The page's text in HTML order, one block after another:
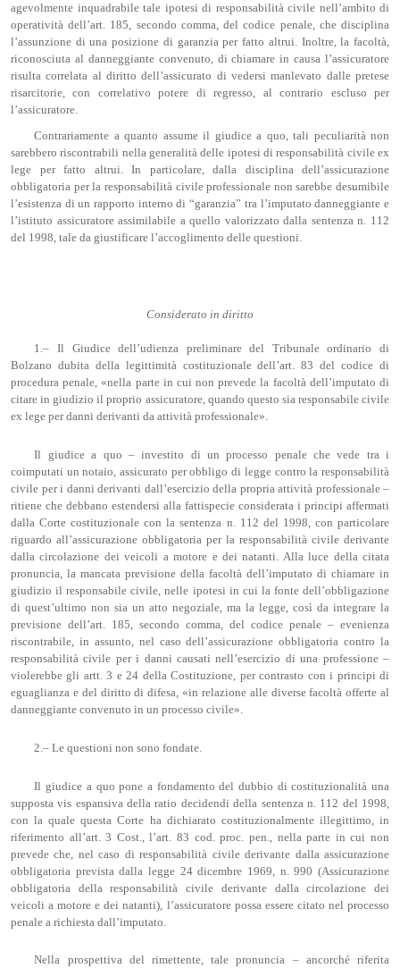
agevolmente inquadrabile tale ipotesi di responsabilità civile nell’ambito di
operatività dell’art. 185, secondo comma, del codice penale, che disciplina
l’assunzione di una posizione di garanzia per fatto altrui. Inoltre, la facoltà,
riconosciuta al danneggiante convenuto, di chiamare in causa l’assicuratore
risulta correlata al diritto dell’assicurato di vedersi manlevato dalle pretese
risarcitorie, con correlativo potere di regresso, al contrario escluso per
l’assicuratore.
Contrariamente a quanto assume il giudice a quo, tali peculiarità non
sarebbero riscontrabili nella generalità delle ipotesi di responsabilità civile ex
lege per fatto altrui. In particolare, dalla disciplina dell’assicurazione
obbligatoria per la responsabilità civile professionale non sarebbe desumibile
l’esistenza di un rapporto interno di “garanzia” tra l’imputato danneggiante e
l’istituto assicuratore assimilabile a quello valorizzato dalla sentenza n. 112
del 1998, tale da giustificare l’accoglimento delle questioni.
Considerato in diritto
1.– Il Giudice dell’udienza preliminare del Tribunale ordinario di
Bolzano dubita della legittimità costituzionale dell’art. 83 del codice di
procedura penale, «nella parte in cui non prevede la facoltà dell’imputato di
citare in giudizio il proprio assicuratore, quando questo sia responsabile civile
ex lege per danni derivanti da attività professionale».
Il giudice a quo – investito di un processo penale che vede tra i
coimputati un notaio, assicurato per obbligo di legge contro la responsabilità
civile per i danni derivanti dall’esercizio della propria attività professionale –
ritiene che debbano estendersi alla fattispecie considerata i principi affermati
dalla Corte costituzionale con la sentenza n. 112 del 1998, con particolare
riguardo all’assicurazione obbligatoria per la responsabilità civile derivante
dalla circolazione dei veicoli a motore e dei natanti. Alla luce della citata
pronuncia, la mancata previsione della facoltà dell’imputato di chiamare in
giudizio il responsabile civile, nelle ipotesi in cui la fonte dell’obbligazione
di quest’ultimo non sia un atto negoziale, ma la legge, così da integrare la
previsione dell’art. 185, secondo comma, del codice penale – evenienza
riscontrabile, in assunto, nel caso dell’assicurazione obbligatoria contro la
responsabilità civile per i danni causati nell’esercizio di una professione –
violerebbe gli artt. 3 e 24 della Costituzione, per contrasto con i principi di
eguaglianza e del diritto di difesa, «in relazione alle diverse facoltà offerte al
danneggiante convenuto in un processo civile».
2.– Le questioni non sono fondate.
Il giudice a quo pone a fondamento del dubbio di costituzionalità una
supposta vis espansiva della ratio decidendi della sentenza n. 112 del 1998,
con la quale questa Corte ha dichiarato costituzionalmente illegittimo, in
riferimento all’art. 3 Cost., l’art. 83 cod. proc. pen., nella parte in cui non
prevede che, nel caso di responsabilità civile derivante dalla assicurazione
obbligatoria prevista dalla legge 24 dicembre 1969, n. 990 (Assicurazione
obbligatoria della responsabilità civile derivante dalla circolazione dei
veicoli a motore e dei natanti), l’assicuratore possa essere citato nel processo
penale a richiesta dall’imputato.
Nella prospettiva del rimettente, tale pronuncia – ancorché riferita